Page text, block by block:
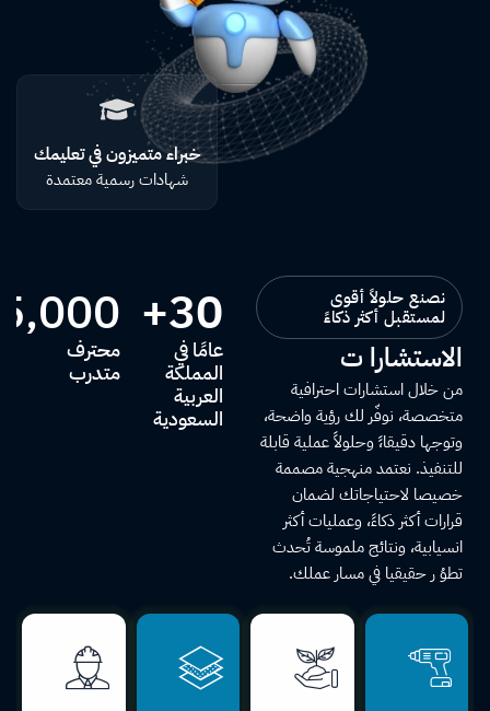
خبراء متميزون في تعليمك
شهادات رسمية معتمدة
نصنع حلولاً أقوى
لمستقبل أكثر ذكاءً
الاستشارا ت
من خلال استشارات احترافية
متخصصة، نوفّر لك رؤية واضحة،
وتوجها دقيقا،ً وحلولاً عملية قابلة
للتنفيذ. نعتمد منهجية مصممة
خصيصا لاحتياجاتك لضمان
قرارات أكثر ذكاءً، وعمليات أكثر
انسيابية، ونتائج ملموسة تُحدث
تطوُ ر حقيقيا في مسار عملك.
30
+
عامًا في
المملكة
العربية
السعودية
محترف
متدرب